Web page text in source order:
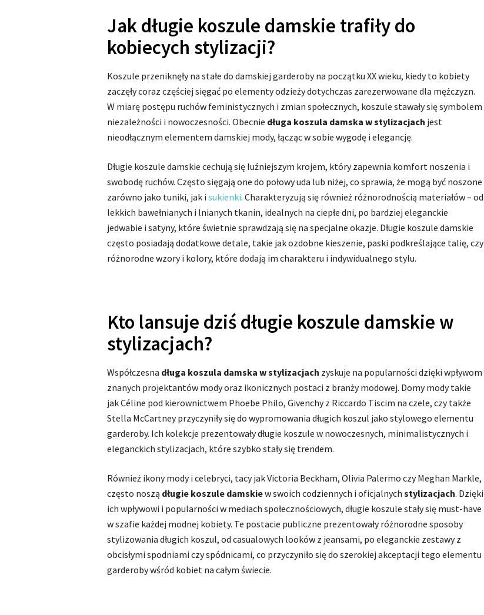
Jak długie koszule damskie trafiły do
kobiecych stylizacji?
Koszule przeniknęły na stałe do damskiej garderoby na początku XX wieku, kiedy to kobiety
zaczęły coraz częściej sięgać po elementy odzieży dotychczas zarezerwowane dla mężczyzn.
W miarę postępu ruchów feministycznych i zmian społecznych, koszule stawały się symbolem
niezależności i nowoczesności. Obecnie długa koszula damska w stylizacjach jest
nieodłącznym elementem damskiej mody, łącząc w sobie wygodę i elegancję.
Długie koszule damskie cechują się luźniejszym krojem, który zapewnia komfort noszenia i
swobodę ruchów. Często sięgają one do połowy uda lub niżej, co sprawia, że mogą być noszone
zarówno jako tuniki, jak i sukienki. Charakteryzują się również różnorodnością materiałów – od
lekkich bawełnianych i lnianych tkanin, idealnych na ciepłe dni, po bardziej eleganckie
jedwabie i satyny, które świetnie sprawdzają się na specjalne okazje. Długie koszule damskie
często posiadają dodatkowe detale, takie jak ozdobne kieszenie, paski podkreślające talię, czy
różnorodne wzory i kolory, które dodają im charakteru i indywidualnego stylu.
Kto lansuje dziś długie koszule damskie w
stylizacjach?
Współczesna długa koszula damska w stylizacjach zyskuje na popularności dzięki wpływom
znanych projektantów mody oraz ikonicznych postaci z branży modowej. Domy mody takie
jak Céline pod kierownictwem Phoebe Philo, Givenchy z Riccardo Tiscim na czele, czy także
Stella McCartney przyczyniły się do wypromowania długich koszul jako stylowego elementu
garderoby. Ich kolekcje prezentowały długie koszule w nowoczesnych, minimalistycznych i
eleganckich stylizacjach, które szybko stały się trendem.
Również ikony mody i celebryci, tacy jak Victoria Beckham, Olivia Palermo czy Meghan Markle,
często noszą długie koszule damskiew swoich codziennych i oficjalnych stylizacjach. Dzięki
ich wpływowi i popularności w mediach społecznościowych, długie koszule stały się must-have
w szafie każdej modnej kobiety. Te postacie publiczne prezentowały różnorodne sposoby
stylizowania długich koszul, od casualowych looków z jeansami, po eleganckie zestawy z
obcisłymi spodniami czy spódnicami, co przyczyniło się do szerokiej akceptacji tego elementu
garderoby wśród kobiet na całym świecie.